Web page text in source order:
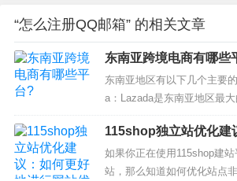
“怎么注册QQ邮箱” 的相关文章
东南亚跨境电商有哪些
东南亚地区有以下几个主要
a：Lazada是东南亚地区最大
多个国家，包括新加坡、马
菲律宾、泰国和越南等。
种类和服务，吸引了大量的
Shopee是新加坡总部的电商
115shop独立站优化建
行网站优化？
如果你正在使用115shop建
站，那么知道如何优化站点